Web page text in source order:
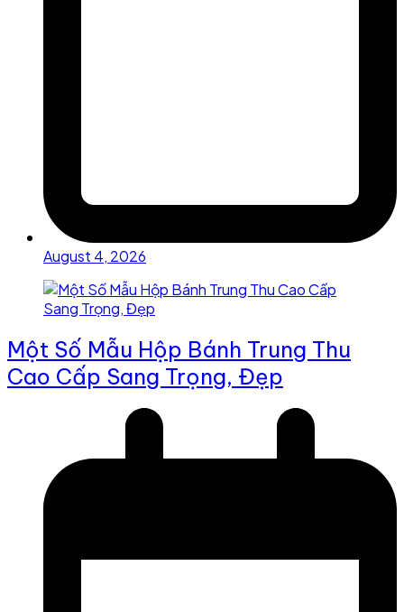
August 4, 2026
Một Số Mẫu Hộp Bánh Trung Thu
Cao Cấp Sang Trọng, Đẹp